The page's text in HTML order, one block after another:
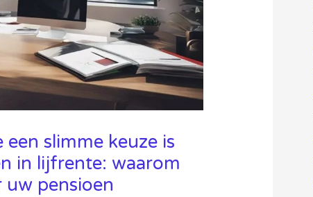
slimme keuze is
in lijfrente: waarom
uw pensioen